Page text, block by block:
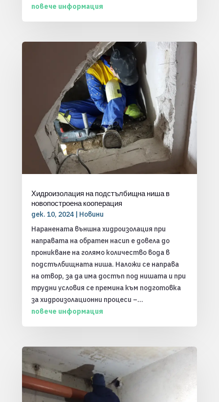
повече информация
Хидроизолация на подстълбищна ниша в
новопостроена кооперация
дек. 10, 2024| Новини
Наранената външна хидроизолация при
направата на обратен насип е довела до
проникване на голямо количество вода в
подстълбищната ниша. Наложи се направа
на отвор, за да има достъп под нишата и при
трудни условия се премина към подготовка
за хидроизолационни процеси –...
повече информация